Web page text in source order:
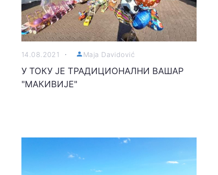
14.08.2021 Maja Davidović
У ТОКУ ЈЕ ТРАДИЦИОНАЛНИ ВАШАР
"МАКИВИЈЕ"